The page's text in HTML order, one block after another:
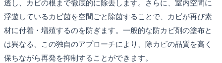
透し、カビの根まで徹底的に除去します。さらに、室内空間に
浮遊しているカビ菌を空間ごと除菌することで、カビが再び素
材に付着・増殖するのを防ぎます。一般的な防カビ剤の塗布と
は異なる、この独自のアプローチにより、除カビの品質を高く
保ちながら再発を抑制することができます。